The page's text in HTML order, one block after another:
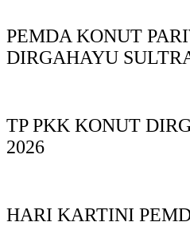
PEMDA KONUT
DIRGAHAYU
TP PKK KONUT
2026
HARI KARTINI